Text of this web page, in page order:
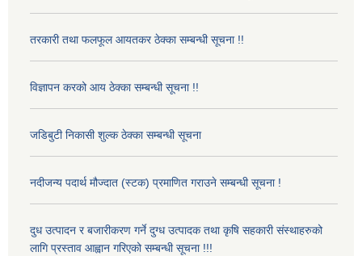
तरकारी तथा फलफूल आयतकर ठेक्का सम्बन्धी सूचना !!
विज्ञापन करको आय ठेक्का सम्बन्धी सूचना !!
जडिबुटी निकासी शुल्क ठेक्का सम्बन्धी सूचना
नदीजन्य पदार्थ मौज्दात (स्टक) प्रमाणित गराउने सम्बन्धी सूचना !
दुध उत्पादन र बजारीकरण गर्ने दुग्ध उत्पादक तथा कृषि सहकारी संस्थाहरुको
लागि प्रस्ताव आह्वान गरिएको सम्बन्धी सूचना !!!